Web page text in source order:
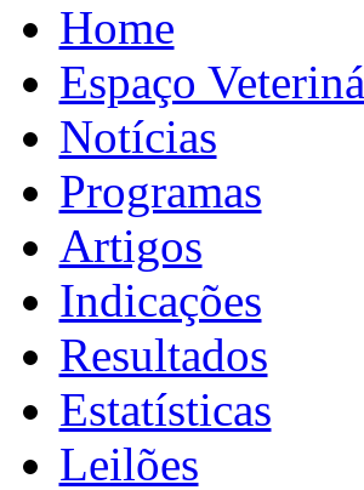
Home
Espaço
Notícias
Programas
Artigos
Indicações
Resultados
Estatísticas
Leilões